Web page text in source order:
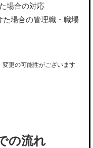
場合の対応
場合の管理職・職場
更の可能性がございます
の流れ